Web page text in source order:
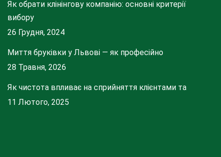
Як обрати клінінгову компанію: основні критерії
вибору
26 Грудня, 2024
Миття бруківки у Львові — як професійно
28 Травня, 2026
Як чистота впливає на сприйняття клієнтами та
11 Лютого, 2025